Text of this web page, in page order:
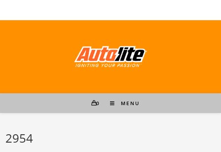
naar
0 MENU
2954